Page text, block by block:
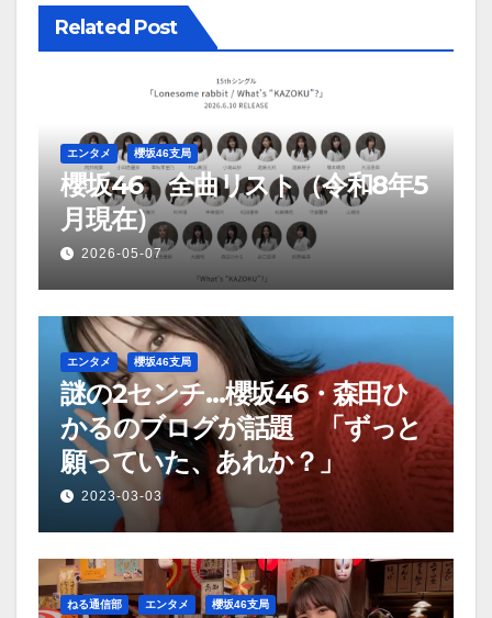
シ
ン
Related Post
エンタメ 櫻坂46支局
櫻坂46 全曲リスト（令和8年5
月現在）
2026-05-07
エンタメ 櫻坂46支局
謎の2センチ…櫻坂46・森田ひ
かるのブログが話題 「ずっと
願っていた、あれか？」
2023-03-03
ねる通信部 エンタメ 櫻坂46支局